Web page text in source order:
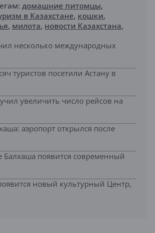
домашние питомцы,
в Казахстане, кошки,
, милота, новости Казахстана,
несколько международных
туристов посетили Астану в
увеличить число рейсов на
аэропорт открылся после
Балхаша появится современный
новый культурный Центр,